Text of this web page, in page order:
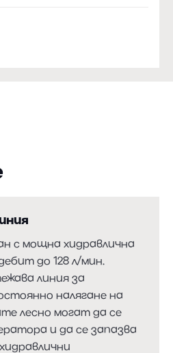
с мощна хидравлична
до 128 л/мин.
линия за
налягане на
лесно могат да се
и да се запазва